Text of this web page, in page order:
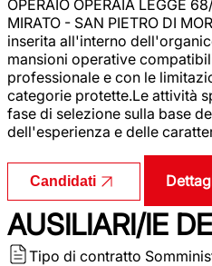
OPERAIO OPERAIA LEGGE
MIRATO - SAN PIETRO DI
inserita all'interno
mansioni operative
professionale e con le
categorie protette.Le attività
fase di selezione sulla base
dell'esperienza e delle
Candidati
AUSILIARI/IE
Tipo di contratto